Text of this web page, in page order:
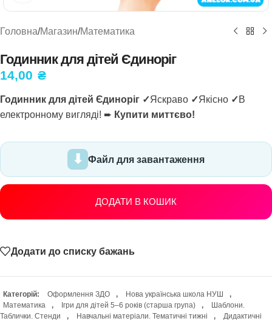
Головна/Магазин/Математика
Годинник для дітей Єдиноріг
14,00 ₴
Годинник для дітей Єдиноріг ✓Яскраво ✓Якісно ✓В
електронному вигляді! ➨ Купити миттєво!
Файл для завантаження
ДОДАТИ В КОШИК
Додати до списку бажань
Категорій: Оформлення ЗДО , Нова українська школа НУШ
,
Математика
, Ігри для дітей 5–6 років (старша група) ,
Шаблони.
Таблички. Стенди
, Навчальні матеріали. Тематичні тижні ,
Дидактичні